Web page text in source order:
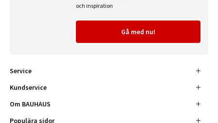
och inspiration
Gå med nu!
Service
Kundservice
Om BAUHAUS
Populära sidor